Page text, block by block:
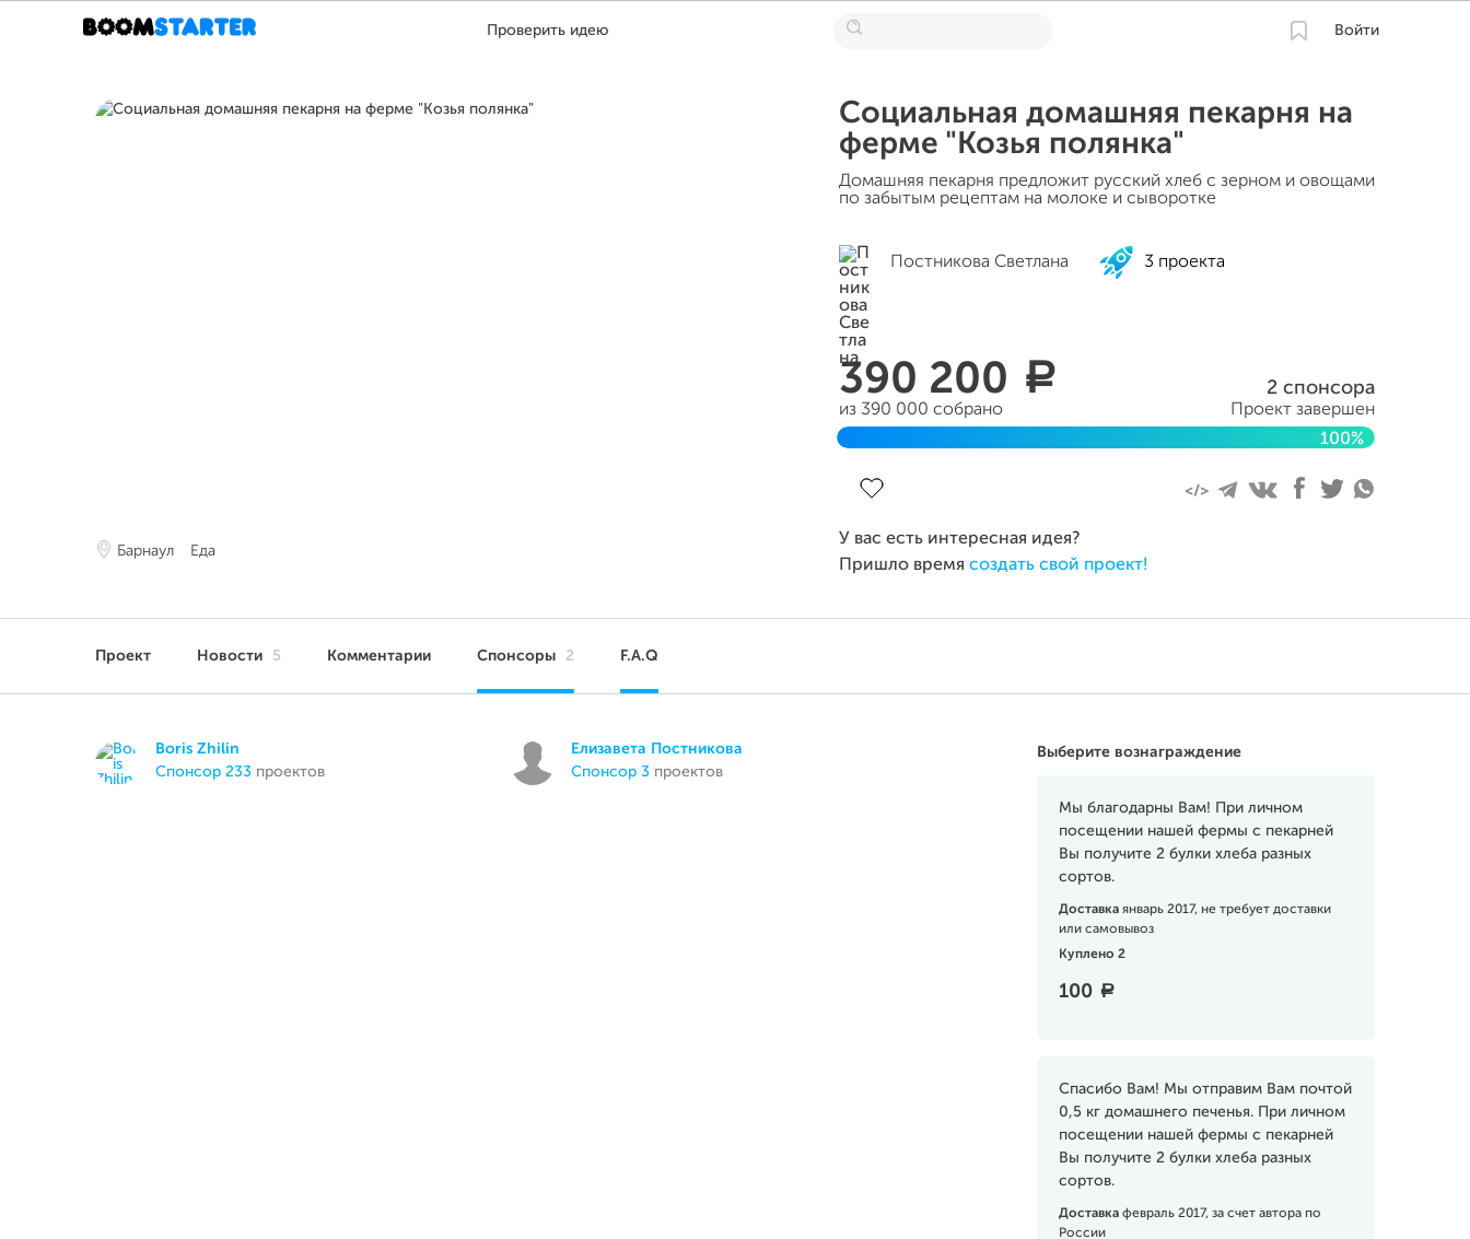
Проверить идею Войти
Барнаул Еда
Социальная домашняя пекарня на
ферме "Козья полянка"
Домашняя пекарня предложит русский хлеб с зерном и овощами
по забытым рецептам на молоке и сыворотке
Постникова Светлана 3 проекта
390 200 a
из 390 000 собрано
2 спонсора
Проект завершен
100%
У вас есть интересная идея?
Пришло время создать свой проект!
Проект Новости 5 Комментарии Спонсоры 2 F.A.Q
Выберите вознаграждение
Мы благодарны Вам! При личном
посещении нашей фермы с пекарней
Вы получите 2 булки хлеба разных
сортов.
Доставка январь 2017, не требует доставки
или самовывоз
Куплено 2
100 a
Спасибо Вам! Мы отправим Вам почтой
0,5 кг домашнего печенья. При личном
посещении нашей фермы с пекарней
Вы получите 2 булки хлеба разных
сортов.
Доставка февраль 2017, за счет автора по
России
Boris Zhilin
спонсор 233 проектов
Елизавета Постникова
спонсор 3 проектов